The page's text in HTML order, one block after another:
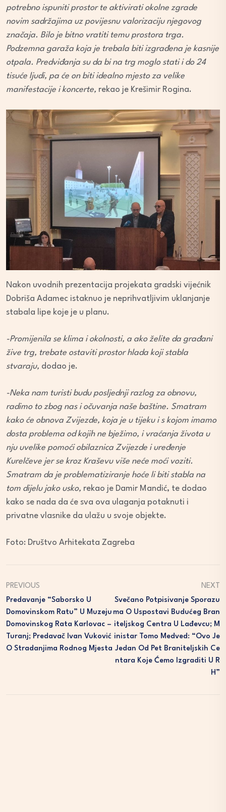
potrebno ispuniti prostor te aktivirati okolne zgrade
novim sadržajima uz povijesnu valorizaciju njegovog
značaja. Bilo je bitno vratiti temu prostora trga.
Podzemna garaža koja je trebala biti izgrađena je kasnije
otpala. Predviđanja su da bi na trg moglo stati i do 24
tisuće ljudi, pa će on biti idealno mjesto za velike
manifestacije i koncerte, rekao je Krešimir Rogina.
Nakon uvodnih prezentacija projekata gradski vijećnik
Dobriša Adamec istaknuo je neprihvatljivim uklanjanje
stabala lipe koje je u planu.
-Promijenila se klima i okolnosti, a ako želite da građani
žive trg, trebate ostaviti prostor hlada koji stabla
stvaraju, dodao je.
-Neka nam turisti budu posljednji razlog za obnovu,
radimo to zbog nas i očuvanja naše baštine. Smatram
kako će obnova Zvijezde, koja je u tijeku i s kojom imamo
dosta problema od kojih ne bježimo, i vraćanja života u
nju uvelike pomoći obilaznica Zvijezde i uređenje
Kurelčeve jer se kroz Kraševu više neće moći voziti.
Smatram da je problematiziranje hoće li biti stabla na
tom dijelu jako usko, rekao je Damir Mandić, te dodao
kako se nada da će sva ova ulaganja potaknuti i
privatne vlasnike da ulažu u svoje objekte.
Foto: Društvo Arhitekata Zagreba
PREVIOUS
Predavanje “Saborsko U
Domovinskom Ratu” U Muzeju
Domovinskog Rata Karlovac –
Turanj; Predavač Ivan Vuković
O Stradanjima Rodnog Mjesta
NEXT
Svečano Potpisivanje Sporazu
Ma O Uspostavi Budućeg Bran
Iteljskog Centra U Lađevcu; M
Inistar Tomo Medved: “Ovo Je
Jedan Od Pet Braniteljskih Ce
Ntara Koje Ćemo Izgraditi U R
H”